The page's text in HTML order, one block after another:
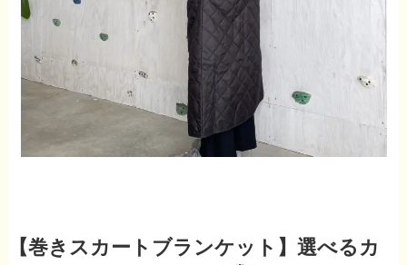
【巻きスカートブランケット】選べるカ